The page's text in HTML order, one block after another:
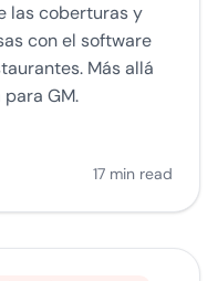
las coberturas y
con el software
Más allá
GM.
17 min read